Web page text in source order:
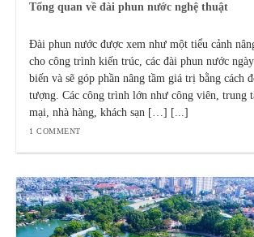
Tổng quan về đài phun nước nghệ thuật
Đài phun nước được xem như một tiểu cảnh
cho công trình kiến trúc, các đài phun nước
biến và sẽ góp phần nâng tầm giá trị bằng cách
tượng. Các công trình lớn như công viên, trung
mại, nhà hàng, khách sạn […] [...]
1 COMMENT